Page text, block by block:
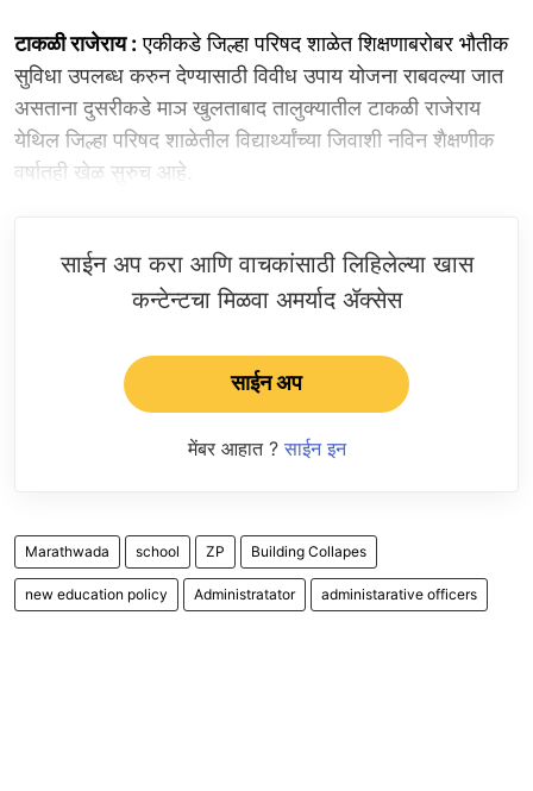
टाकळी राजेराय : एकीकडे जिल्हा परिषद शाळेत शिक्षणाबरोबर भौतीक
सुविधा उपलब्ध करुन देण्यासाठी विवीध उपाय योजना राबवल्या जात
असताना दुसरीकडे माञ खुलताबाद तालुक्यातील टाकळी राजेराय
येथिल जिल्हा परिषद शाळेतील विद्यार्थ्यांच्या जिवाशी नविन शैक्षणीक
वर्षातही खेळ सुरुच आहे.
साईन अप करा आणि वाचकांसाठी लिहिलेल्या खास
कन्टेन्टचा मिळवा अमर्याद ॲक्सेस
साईन अप
मेंबर आहात ? साईन इन
Marathwada school ZP Building Collapes
new education policy Administratator administarative officers